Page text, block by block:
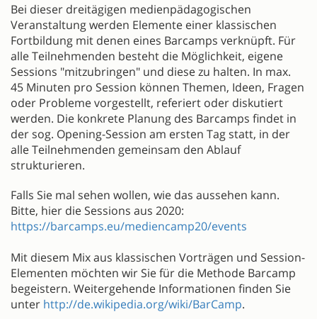
Bei dieser dreitägigen medienpädagogischen
Veranstaltung werden Elemente einer klassischen
Fortbildung mit denen eines Barcamps verknüpft. Für
alle Teilnehmenden besteht die Möglichkeit, eigene
Sessions "mitzubringen" und diese zu halten. In max.
45 Minuten pro Session können Themen, Ideen, Fragen
oder Probleme vorgestellt, referiert oder diskutiert
werden. Die konkrete Planung des Barcamps findet in
der sog. Opening-Session am ersten Tag statt, in der
alle Teilnehmenden gemeinsam den Ablauf
strukturieren.
Falls Sie mal sehen wollen, wie das aussehen kann.
Bitte, hier die Sessions aus 2020:
https://barcamps.eu/mediencamp20/events
Mit diesem Mix aus klassischen Vorträgen und Session-
Elementen möchten wir Sie für die Methode Barcamp
begeistern. Weitergehende Informationen finden Sie
unter http://de.wikipedia.org/wiki/BarCamp.